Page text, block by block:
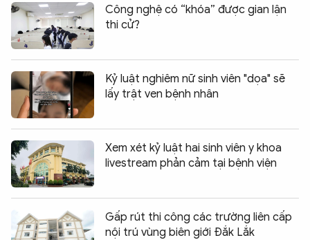
Công nghệ có “khóa” được gian lận
thi cử?
Kỷ luật nghiêm nữ sinh viên "dọa" sẽ
lấy trật ven bệnh nhân
Xem xét kỷ luật hai sinh viên y khoa
livestream phản cảm tại bệnh viện
Gấp rút thi công các trường liên cấp
nội trú vùng biên giới Đắk Lắk